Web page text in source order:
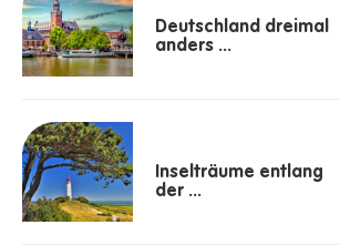
Deutschland dreimal
anders ...
Inselträume entlang
der ...